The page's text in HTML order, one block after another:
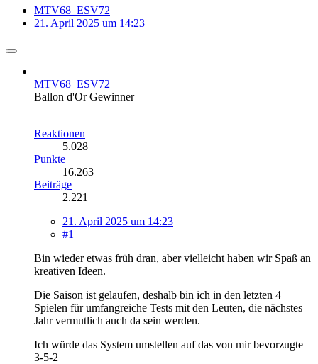
MTV68_ESV72
21. April 2025 um 14:23
MTV68_ESV72
Ballon d'Or Gewinner
Reaktionen
5.028
Punkte
16.263
Beiträge
2.221
21. April 2025 um 14:23
#1
Bin wieder etwas früh dran, aber vielleicht haben wir Spaß an
kreativen Ideen.
Die Saison ist gelaufen, deshalb bin ich in den letzten 4
Spielen für umfangreiche Tests mit den Leuten, die nächstes
Jahr vermutlich auch da sein werden.
Ich würde das System umstellen auf das von mir bevorzugte
3-5-2